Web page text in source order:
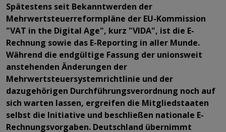
Spätestens seit Bekanntwerden der
Mehrwertsteuerreformpläne der EU-Kommission
"VAT in the Digital Age", kurz "VIDA", ist die E-
Rechnung sowie das E-Reporting in aller Munde.
Während die endgültige Fassung der unionsweit
anstehenden Änderungen der
Mehrwertsteuersystemrichtlinie und der
dazugehörigen Durchführungsverordnung noch auf
sich warten lassen, ergreifen die Mitgliedstaaten
selbst die Initiative und beschließen nationale E-
Rechnungsvorgaben. Deutschland übernimmt